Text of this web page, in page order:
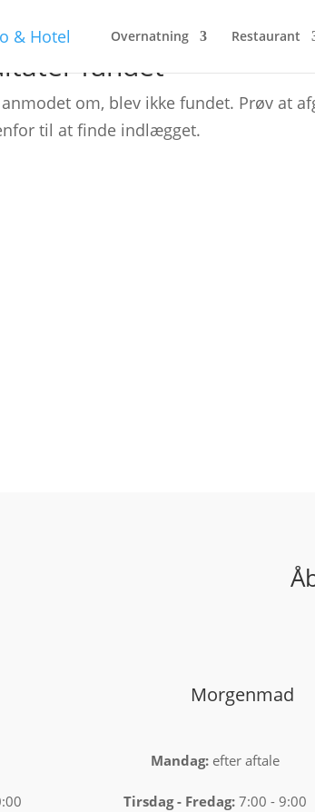
Overnatning Restaurant
fundet
om, blev ikke fundet. Prøv at
til at finde indlægget.
Morgenmad
Mandag: efter aftale
Tirsdag - Fredag: 7:00 - 9:00